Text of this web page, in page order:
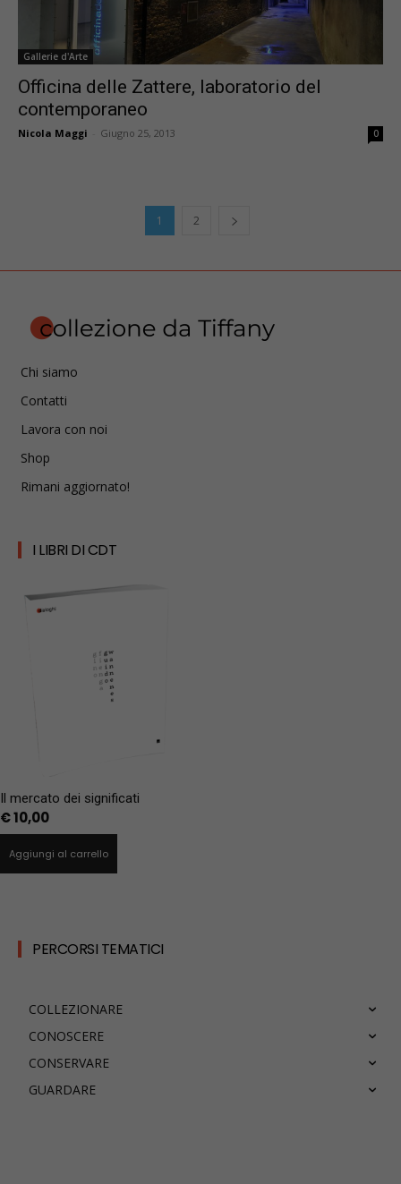
Gallerie d'Arte
Officina delle Zattere, laboratorio del
contemporaneo
Nicola Maggi Giugno 25, 2013 0
1 2
Chi siamo
Contatti
Lavora con noi
Shop
Rimani aggiornato!
I LIBRI DI CDT
Il mercato dei significati
€10,00
Aggiungi al carrello
PERCORSI TEMATICI
COLLEZIONARE
CONOSCERE
CONSERVARE
GUARDARE